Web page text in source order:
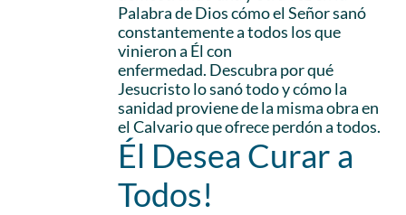
Palabra de Dios cómo el Señor sanó
constantemente a todos los que
vinieron a Él con
enfermedad. Descubra por qué
Jesucristo lo sanó todo y cómo la
sanidad proviene de la misma obra en
el Calvario que ofrece perdón a todos.
Él Desea Curar a
Todos!